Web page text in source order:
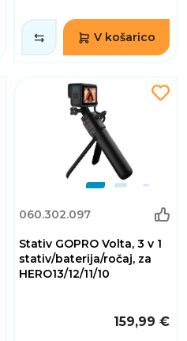
V košarico
060.302.097
Stativ GOPRO Volta, 3 v 1
stativ/baterija/ročaj, za
HERO13/12/11/10
159,99 €